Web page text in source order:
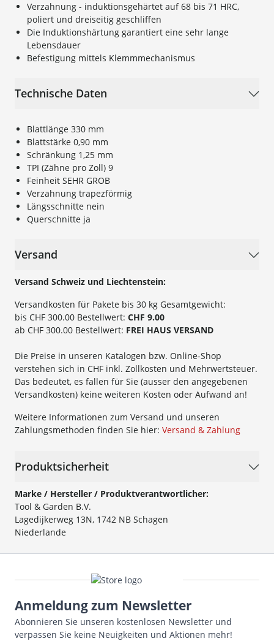
Verzahnung - induktionsgehärtet auf 68 bis 71 HRC,
poliert und dreiseitig geschliffen
Die Induktionshärtung garantiert eine sehr lange
Lebensdauer
Befestigung mittels Klemmmechanismus
Technische Daten
Blattlänge 330 mm
Blattstärke 0,90 mm
Schränkung 1,25 mm
TPI (Zähne pro Zoll) 9
Feinheit SEHR GROB
Verzahnung trapezförmig
Längsschnitte nein
Querschnitte ja
Versand
Versand Schweiz und Liechtenstein:
Versandkosten für Pakete bis 30 kg Gesamtgewicht:
bis CHF 300.00 Bestellwert: CHF 9.00
ab CHF 300.00 Bestellwert: FREI HAUS VERSAND
Die Preise in unseren Katalogen bzw. Online-Shop
verstehen sich in CHF inkl. Zollkosten und Mehrwertsteuer.
Das bedeutet, es fallen für Sie (ausser den angegebenen
Versandkosten) keine weiteren Kosten oder Aufwand an!
Weitere Informationen zum Versand und unseren
Zahlungsmethoden finden Sie hier: Versand & Zahlung
Produktsicherheit
Marke / Hersteller / Produktverantwortlicher:
Tool & Garden B.V.
Lagedijkerweg 13N, 1742 NB Schagen
Niederlande
Anmeldung zum Newsletter
Abonnieren Sie unseren kostenlosen Newsletter und
verpassen Sie keine Neuigkeiten und Aktionen mehr!